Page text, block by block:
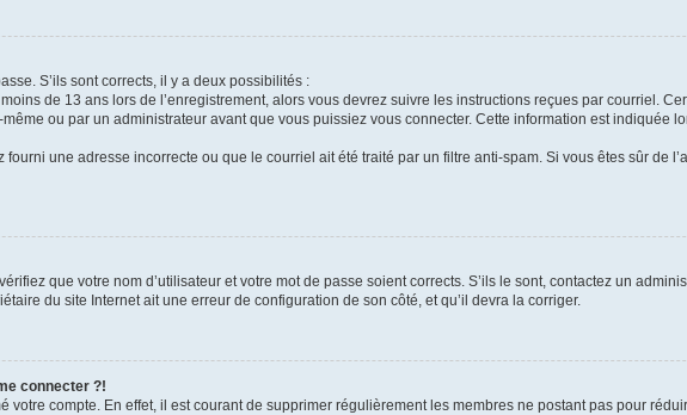
S’ils sont corrects, il y a deux possibilités :
de 13 ans lors de l’enregistrement, alors vous devrez suivre les instructions reçues par courriel.
ou par un administrateur avant que vous puissiez vous connecter. Cette information est indiquée
une adresse incorrecte ou que le courriel ait été traité par un filtre anti-spam. Si vous êtes sûr de
que votre nom d’utilisateur et votre mot de passe soient corrects. S’ils le sont, contactez un
du site Internet ait une erreur de configuration de son côté, et qu’il devra la corriger.
connecter ?!
votre compte. En effet, il est courant de supprimer régulièrement les membres ne postant pas pour